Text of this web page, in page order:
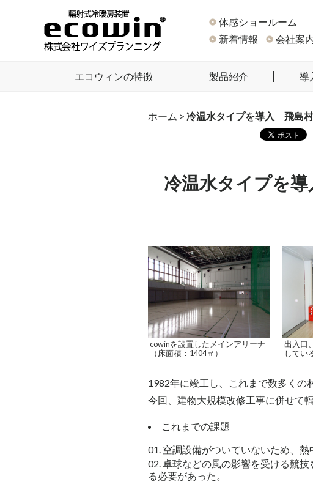
体感ショールーム
新着情報
会社案
エコウィンの特徴 製品紹介 導
ホーム > 冷温水タイプを導入 飛島村
冷温水タイプを
cowinを設置したメインアリーナ
（床面積：1404㎡）
出入口
してい
1982年に竣工し、これまで数多くの
今回、建物大規模改修工事に併せて
これまでの課題
空調設備がついていないため、熱
卓球などの風の影響を受ける競
る必要があった。